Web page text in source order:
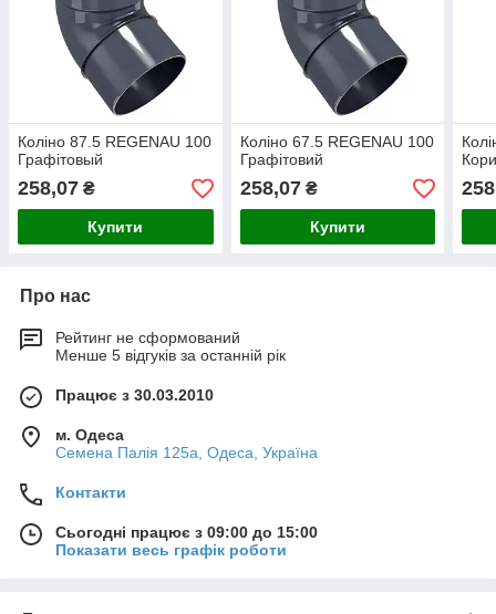
Коліно 87.5 REGENAU 100
Графітовый
258,07 ₴
Купити
Коліно 67.5 REGENAU 100
Графітовий
258,07₴
Купити
Про нас
Рейтинг не сформований
Менше 5 відгуків за останній рік
Працює з 30.03.2010
м. Одеса
Семена Палія 125а, Одеса, Україна
Контакти
Сьогодні працює з 09:00 до 15:00
Показати весь графік роботи